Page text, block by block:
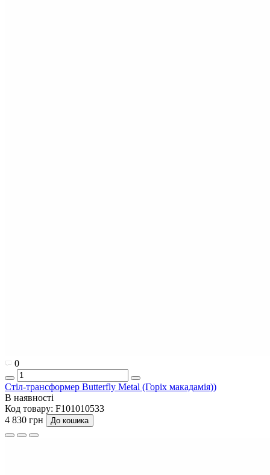
0
Стіл-трансформер Butterfly Metal (Горіх макадамія))
В наявності
Код товару: F101010533
4 830 грн
До кошика